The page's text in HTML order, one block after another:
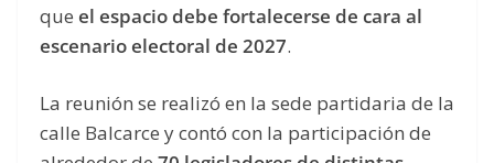
que el espacio debe fortalecerse de cara al
escenario electoral de 2027.
La reunión se realizó en la sede partidaria de la
calle Balcarce y contó con la participación de